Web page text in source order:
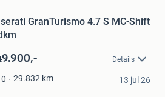
GranTurismo 4.7 S MC-Shift
Details
29.832 km 13 jul 26